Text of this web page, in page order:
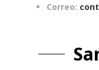
Correo: